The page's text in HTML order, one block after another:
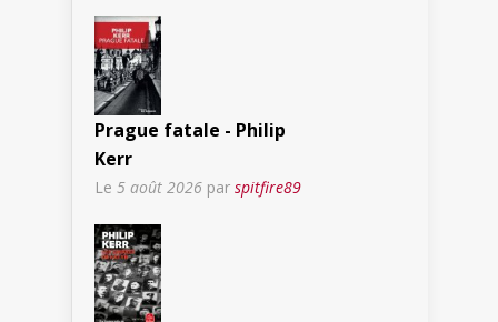
Prague fatale - Philip
Kerr
Le 5 août 2026 par spitfire89